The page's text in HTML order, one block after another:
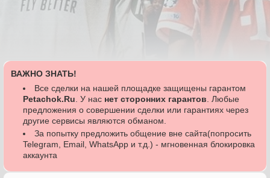
ВАЖНО ЗНАТЬ!
Все сделки на нашей площадке защищены гарантом
Petachok.Ru . У нас нет сторонних гарантов . Любые
предложения о совершении сделки или гарантиях через
другие сервисы являются обманом.
За попытку предложить общение вне сайта(попросить
Telegram, Email, WhatsApp и т.д.) - мгновенная блокировка
аккаунта